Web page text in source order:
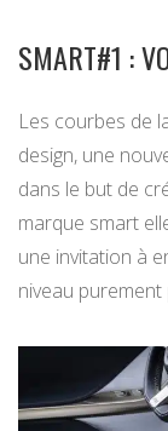
SMART#1 :
Les courbes de
design, une
dans le but de
marque smart
une invitation à
niveau